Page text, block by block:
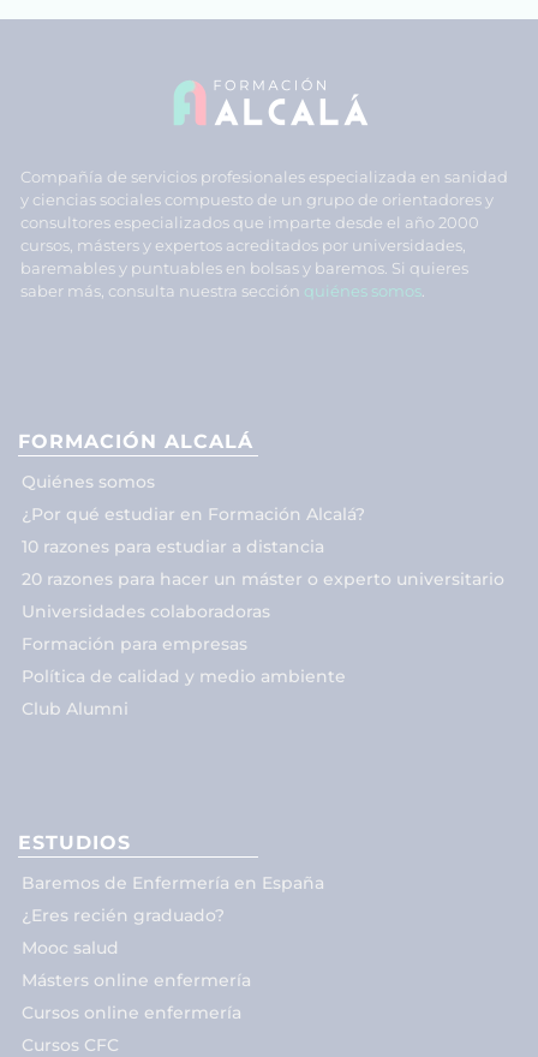
Compañía de servicios profesionales especializada en sanidad
y ciencias sociales compuesto de un grupo de orientadores y
consultores especializados que imparte desde el año 2000
cursos, másters y expertos acreditados por universidades,
baremables y puntuables en bolsas y baremos. Si quieres
saber más, consulta nuestra sección quiénes somos
FORMACIÓN ALCALÁ
Quiénes somos
¿Por qué estudiar en Formación Alcalá?
10 razones para estudiar a distancia
20 razones para hacer un máster o experto universitario
Universidades colaboradoras
Formación para empresas
Política de calidad y medio ambiente
Club Alumni
ESTUDIOS
Baremos de Enfermería en España
¿Eres recién graduado?
Mooc salud
Másters online enfermería
Cursos online enfermería
Cursos CFC